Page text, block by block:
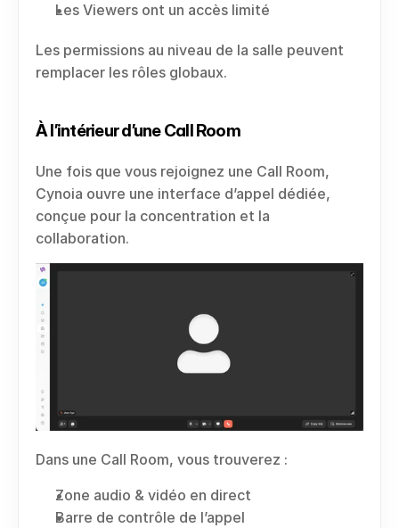
Les Viewers ont un accès limité
Les permissions au niveau de la salle peuvent
remplacer les rôles globaux.
À l’intérieur d’une Call Room
Une fois que vous rejoignez une Call Room,
Cynoia ouvre une interface d’appel dédiée,
conçue pour la concentration et la
collaboration.
Dans une Call Room, vous trouverez :
Zone audio & vidéo en direct
Barre de contrôle de l’appel